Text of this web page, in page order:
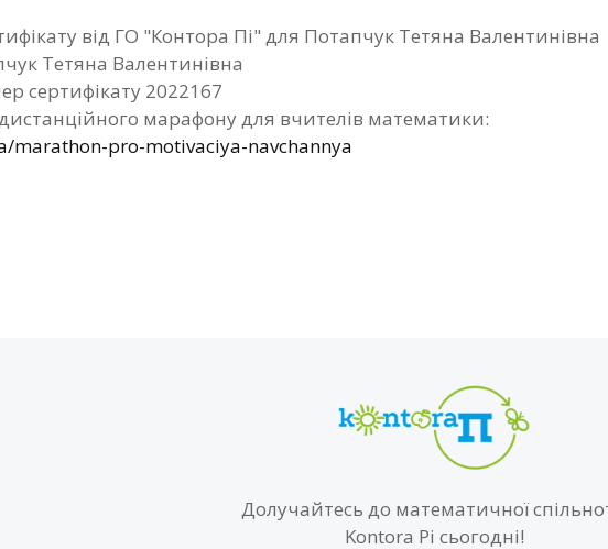
від ГО "Контора Пі" для Потапчук Тетяна Валентинівна
Тетяна Валентинівна
сертифікату 2022167
марафону для вчителів математики:
marathon-pro-motivaciya-navchannya
Долучайтесь до математичної
Kontora Pi сьогодні!